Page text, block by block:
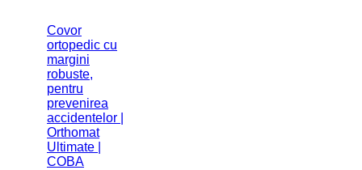
Covor
ortopedic cu
margini
robuste,
pentru
prevenirea
accidentelor |
Orthomat
Ultimate |
COBA